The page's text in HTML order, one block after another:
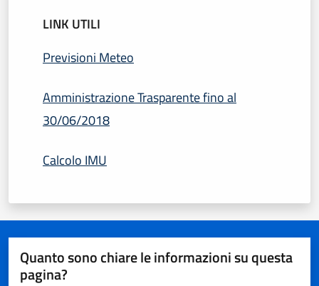
LINK UTILI
Previsioni Meteo
Amministrazione Trasparente fino al
30/06/2018
Calcolo IMU
Quanto sono chiare le informazioni su questa
pagina?